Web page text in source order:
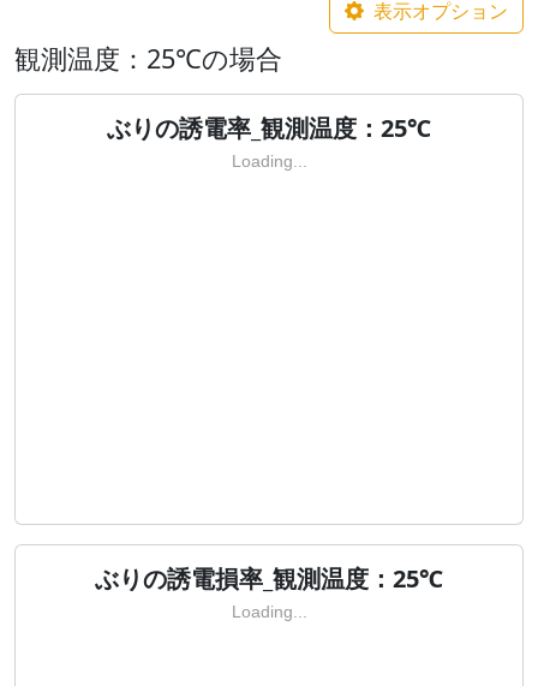
表示オプション
観測温度：25℃の場合
ぶりの誘電率_観測温度：25℃
Loading...
ぶりの誘電損率_観測温度：25℃
Loading...